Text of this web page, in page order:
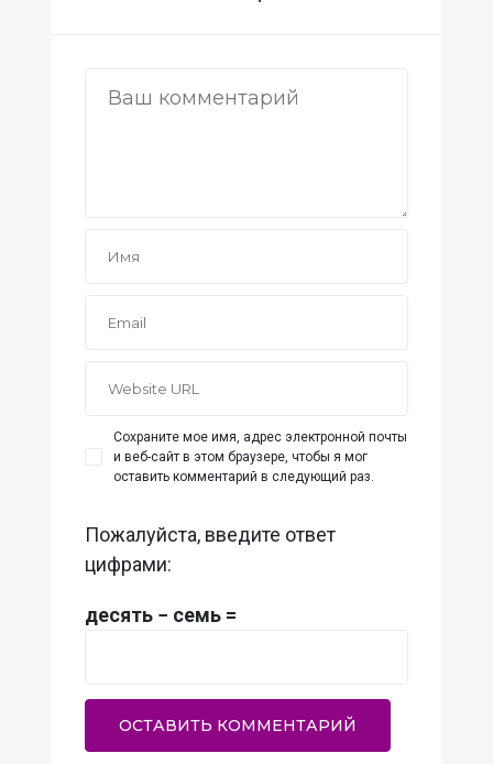
Сохраните мое имя, адрес электронной почты
и веб-сайт в этом браузере, чтобы я мог
оставить комментарий в следующий раз.
Пожалуйста, введите ответ
цифрами:
десять − семь =